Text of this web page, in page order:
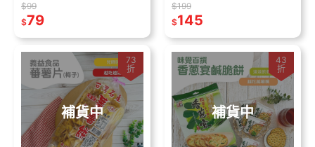
$99
$79
$199
$145
補貨中
73
折
補貨中
43
折